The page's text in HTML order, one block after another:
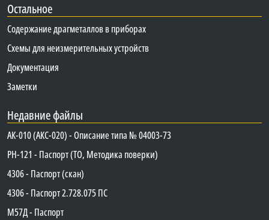
Остальное
Содержание драгметаллов в приборах
Схемы для неизмерительных устройств
Документация
Заметки
Недавние файлы
АК-010 (АКС-020) - Описание типа № 04003-73
PH-121 - Паспорт (ТО, Методика поверки)
4306 - Паспорт (скан)
4306 - Паспорт 2.728.075 ПС
М57Д - Паспорт